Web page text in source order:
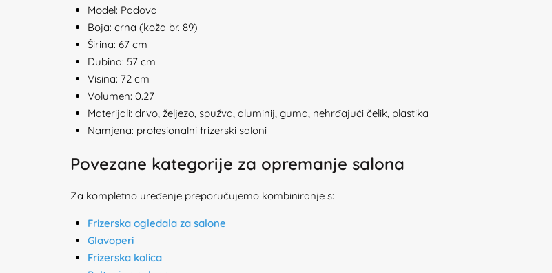
Model: Padova
Boja: crna (koža br. 89)
Širina: 67 cm
Dubina: 57 cm
Visina: 72 cm
Volumen: 0.27
Materijali: drvo, željezo, spužva, aluminij, guma, nehrđajući čelik, plastika
Namjena: profesionalni frizerski saloni
Povezane kategorije za opremanje salona
Za kompletno uređenje preporučujemo kombiniranje s:
Frizerska ogledala za salone
Glavoperi
Frizerska kolica